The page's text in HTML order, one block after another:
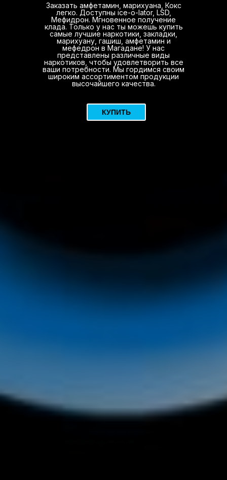
Заказать амфетамин, марихуана, Кокс
легко. Доступны ice-o-lator, LSD,
Мефидрон. Мгновенное получение
клада. Только у нас ты можешь купить
самые лучшие наркотики, закладки,
марихуану, гашиш, амфетамин и
мефедрон в Магадане! У нас
представлены различные виды
наркотиков, чтобы удовлетворить все
ваши потребности. Мы гордимся своим
широким ассортиментом продукции
высочайшего качества.
КУПИТЬ